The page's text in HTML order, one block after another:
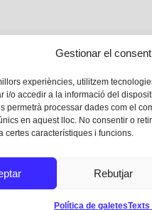
Gestionar el
experiències, utilitzem
i/o accedir a la informació del
permetrà processar dades com el
en aquest lloc. No consentir o
certes característiques i funcions.
Rebutjar
Política de galetesTexts